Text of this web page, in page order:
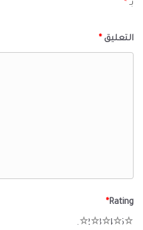
بـ *
التعليق *
Rating
*
5
4
3
2